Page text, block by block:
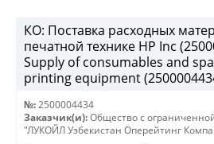
КО: Поставка расходных
печатной технике HP Inc
Supply of consumables and
printing equipment
№: 2500004434
Заказчик(и): Общество с
"ЛУКОЙЛ Узбекистан Оперейтинг